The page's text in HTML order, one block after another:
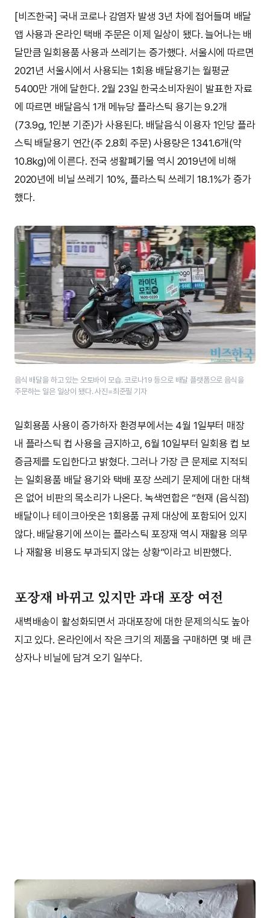
[비즈한국] 국내 코로나 감염자 발생 3년 차에 접어들며 배달
앱 사용과 온라인 택배 주문은 이제 일상이 됐다. 늘어나는 배
달만큼 일회용품 사용과 쓰레기는 증가했다. 서울시에 따르면
2021년 서울시에서 사용되는 1회용 배달용기는 월평균
5400만 개에 달한다. 2월 23일 한국소비자원이 발표한 자료
에 따르면 배달음식 1개 메뉴당 플라스틱 용기는 9.2개
(73.9g, 1인분 기준)가 사용된다. 배달음식 이용자 1인당 플라
스틱 배달용기 연간(주 2.8회 주문) 사용량은 1341.6개(약
10.8kg)에 이른다. 전국 생활폐기물 역시 2019년에 비해
2020년에 비닐 쓰레기 10%, 플라스틱 쓰레기 18.1%가 증가
했다.
음식 배달을 하고 있는 오토바이 모습. 코로나19 등으로 배달 플랫폼으로 음식을
주문하는 일은 일상이 됐다. 사진=최준필 기자
일회용품 사용이 증가하자 환경부에서는 4월 1일부터 매장
내 플라스틱 컵 사용을 금지하고, 6월 10일부터 일회용 컵 보
증금제를 도입한다고 밝혔다. 그러나 가장 큰 문제로 지적되
는 일회용품 배달 용기와 택배 포장 쓰레기 문제에 대한 대책
은 없어 비판의 목소리가 나온다. 녹색연합은 “현재 (음식점)
배달이나 테이크아웃은 1회용품 규제 대상에 포함되어 있지
않다. 배달용기에 쓰이는 플라스틱 포장재 역시 재활용 의무
나 재활용 비용도 부과되지 않는 상황”이라고 비판했다.
포장재 바뀌고 있지만 과대 포장 여전
새벽배송이 활성화되면서 과대포장에 대한 문제의식도 높아
지고 있다. 온라인에서 작은 크기의 제품을 구매하면 몇 배 큰
상자나 비닐에 담겨 오기 일쑤다.